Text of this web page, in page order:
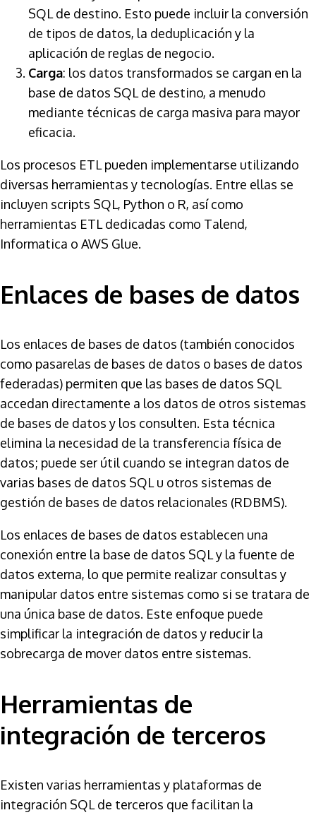
SQL de destino. Esto puede incluir la conversión
de tipos de datos, la deduplicación y la
aplicación de reglas de negocio.
Carga: los datos transformados se cargan en la
base de datos SQL de destino, a menudo
mediante técnicas de carga masiva para mayor
eficacia.
Los procesos ETL pueden implementarse utilizando
diversas herramientas y tecnologías. Entre ellas se
incluyen scripts SQL, Python o R, así como
herramientas ETL dedicadas como Talend,
Informatica o AWS Glue.
Enlaces de bases de datos
Los enlaces de bases de datos (también conocidos
como pasarelas de bases de datos o bases de datos
federadas) permiten que las bases de datos SQL
accedan directamente a los datos de otros sistemas
de bases de datos y los consulten. Esta técnica
elimina la necesidad de la transferencia física de
datos; puede ser útil cuando se integran datos de
varias bases de datos SQL u otros sistemas de
gestión de bases de datos relacionales (RDBMS).
Los enlaces de bases de datos establecen una
conexión entre la base de datos SQL y la fuente de
datos externa, lo que permite realizar consultas y
manipular datos entre sistemas como si se tratara de
una única base de datos. Este enfoque puede
simplificar la integración de datos y reducir la
sobrecarga de mover datos entre sistemas.
Herramientas de
integración de terceros
Existen varias herramientas y plataformas de
integración SQL de terceros que facilitan la